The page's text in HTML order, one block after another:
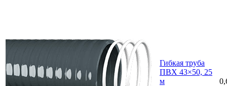
Гибкая труба
ПВХ 43×50, 25
м